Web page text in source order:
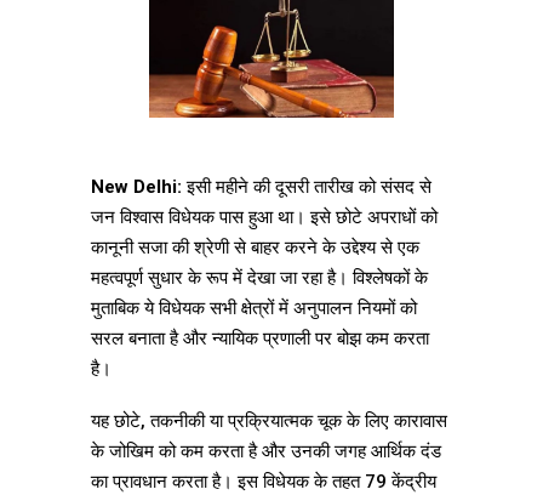
New Delhi: इसी महीने की दूसरी तारीख को संसद से
जन विश्वास विधेयक पास हुआ था। इसे छोटे अपराधों को
कानूनी सजा की श्रेणी से बाहर करने के उद्देश्य से एक
महत्वपूर्ण सुधार के रूप में देखा जा रहा है। विश्लेषकों के
मुताबिक ये विधेयक सभी क्षेत्रों में अनुपालन नियमों को
सरल बनाता है और न्यायिक प्रणाली पर बोझ कम करता
है।
यह छोटे, तकनीकी या प्रक्रियात्मक चूक के लिए कारावास
के जोखिम को कम करता है और उनकी जगह आर्थिक दंड
का प्रावधान करता है। इस विधेयक के तहत 79 केंद्रीय